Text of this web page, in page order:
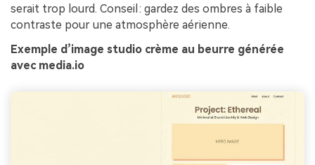
serait trop lourd. Conseil : gardez des ombres à faible
contraste pour une atmosphère aérienne.
Exemple d’image studio crème au beurre générée
avec media.io